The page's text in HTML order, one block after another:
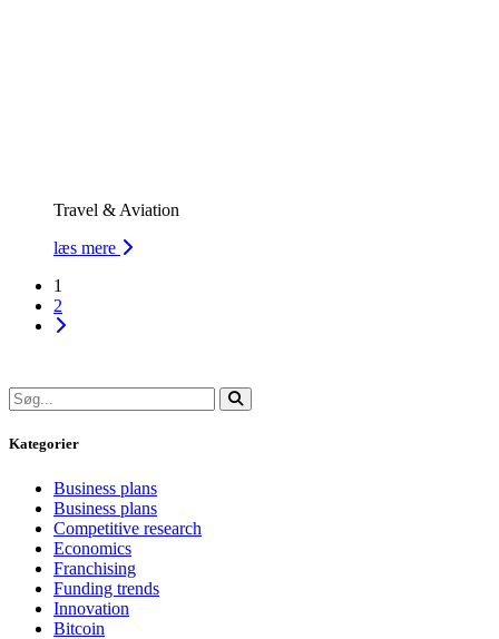
Travel & Aviation
læs mere
1
2
Kategorier
Business plans
Business plans
Competitive research
Economics
Franchising
Funding trends
Innovation
Bitcoin